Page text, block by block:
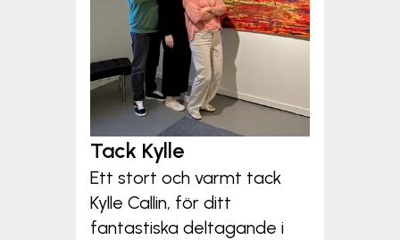
Tack Kylle
Ett stort och varmt tack
Kylle Callin, för ditt
fantastiska deltagande i